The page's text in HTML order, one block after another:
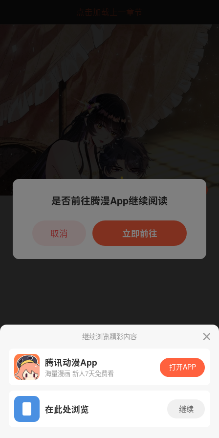
点击加载上一章节
App免费看
腾漫App免费看
继续浏览精彩内容
腾讯动漫App
海量漫画 新人7天免费看
打开APP
在此处浏览 继续
本章节仅支持App阅读，可打开App新用
户7天免费看
是否前往腾漫App继续阅读
立即前往
取消